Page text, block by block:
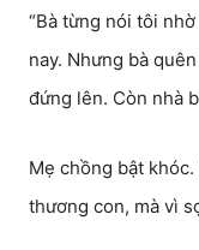
“Bà từng nói tôi
nay. Nhưng bà
đứng lên. Còn nhà
Mẹ chồng bật
thương con, mà vì